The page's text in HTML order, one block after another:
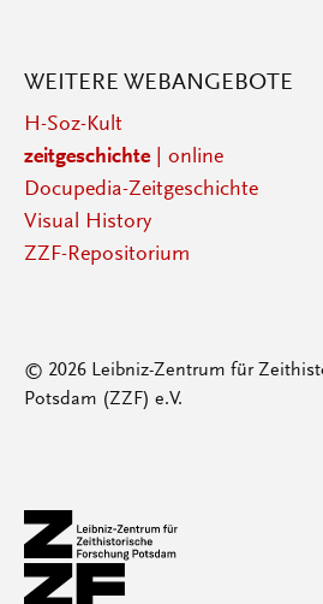
WEITERE WEBANGEBOTE
H-Soz-Kult
zeitgeschichte| online
Docupedia-Zeitgeschichte
Visual History
ZZF-Repositorium
© 2026 Leibniz-Zentrum für
Potsdam (ZZF) e.V.